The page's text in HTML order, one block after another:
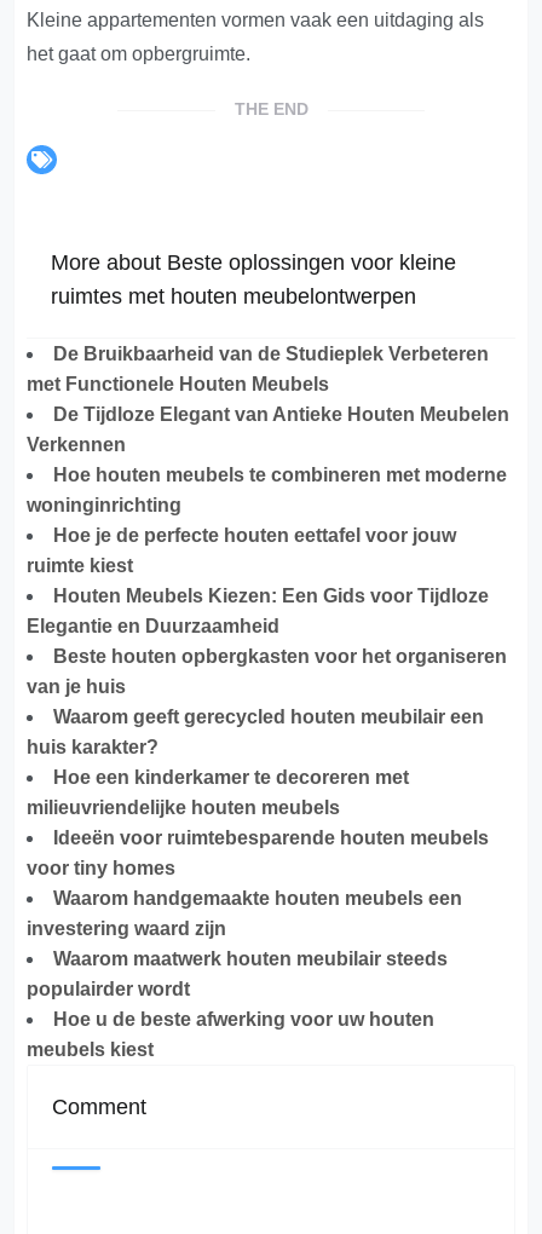
Kleine appartementen vormen vaak een uitdaging als
het gaat om opbergruimte.
THE END
More about Beste oplossingen voor kleine
ruimtes met houten meubelontwerpen
De Bruikbaarheid van de Studieplek Verbeteren
met Functionele Houten Meubels
De Tijdloze Elegant van Antieke Houten Meubelen
Verkennen
Hoe houten meubels te combineren met moderne
woninginrichting
Hoe je de perfecte houten eettafel voor jouw
ruimte kiest
Houten Meubels Kiezen: Een Gids voor Tijdloze
Elegantie en Duurzaamheid
Beste houten opbergkasten voor het organiseren
van je huis
Waarom geeft gerecycled houten meubilair een
huis karakter?
Hoe een kinderkamer te decoreren met
milieuvriendelijke houten meubels
Ideeën voor ruimtebesparende houten meubels
voor tiny homes
Waarom handgemaakte houten meubels een
investering waard zijn
Waarom maatwerk houten meubilair steeds
populairder wordt
Hoe u de beste afwerking voor uw houten
meubels kiest
Comment